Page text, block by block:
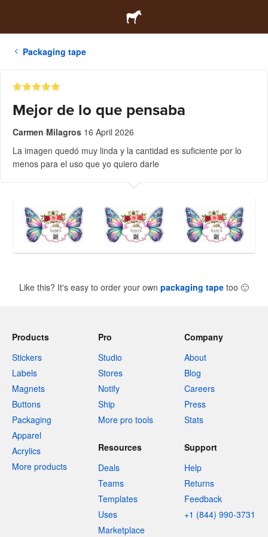
Packaging tape
Mejor de lo que pensaba
Carmen Milagros 16 April 2026
La imagen quedó muy linda y la cantidad es suficiente por lo
menos para el uso que yo quiero darle
Like this? It's easy to order your own packaging tape too 🙂
Products
Stickers
Labels
Magnets
Buttons
Packaging
Apparel
Acrylics
More products
Pro
Studio
Stores
Notify
Ship
More pro tools
Company
About
Blog
Careers
Press
Stats
Resources
Deals
Teams
Templates
Uses
Marketplace
Support
Help
Returns
Feedback
+1 (844) 990-3731